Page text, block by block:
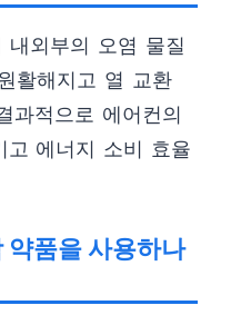
외부의 오염 물질
활해지고 열 교환
과적으로 에어컨의
고 에너지 소비 효율
약품을 사용하나